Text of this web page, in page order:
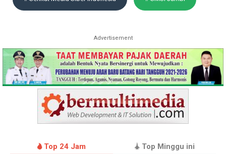
Advertisement
Top 24 Jam Top Minggu ini